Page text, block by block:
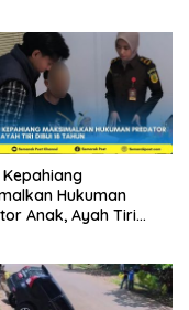
Hukuman
Anak, Ayah Tiri